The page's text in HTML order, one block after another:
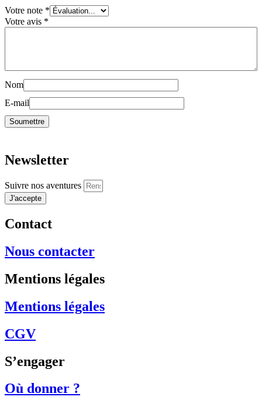
Votre note *
Votre avis *
Nom
E-mail
Newsletter
Suivre nos aventures
J'accepte
Contact
Nous contacter
Mentions légales
Mentions légales
CGV
S’engager
Où donner ?